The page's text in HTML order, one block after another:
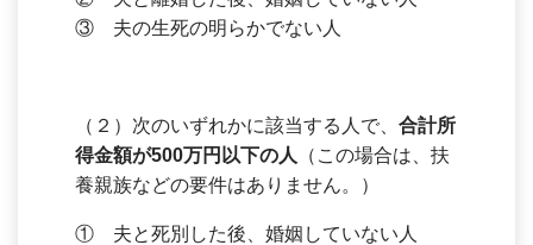
③ 夫の生死の明らかでない人
（２）次のいずれかに該当する人で、 合計所
得金額が500万円以下の人
（この場合は、扶
養親族などの要件はありません。）
① 夫と死別した後、婚姻していない人